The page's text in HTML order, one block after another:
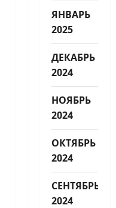
ЯНВАРЬ
2025
ДЕКАБРЬ
2024
НОЯБРЬ
2024
ОКТЯБРЬ
2024
СЕНТЯБРЬ
2024